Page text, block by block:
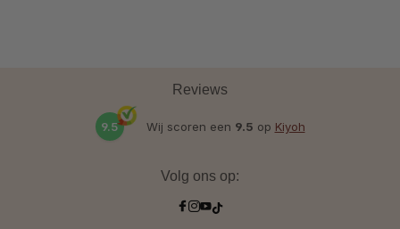
Reviews
9.5 Wij scoren een 9.5 op Kiyoh
Volg ons op: